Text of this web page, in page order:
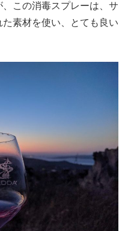
この消毒スプレーは、サ
素材を使い、とても良い